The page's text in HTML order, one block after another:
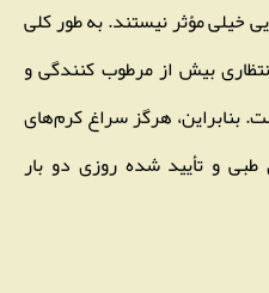
خیلی مؤثر نیستند. به طور کلی
بیش از مرطوب کنندگی و
بنابراین، هرگز سراغ کرم‌های
و تأیید شده روزی دو بار